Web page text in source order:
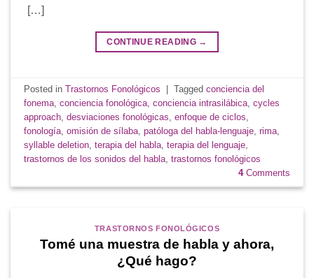
[…]
CONTINUE READING →
Posted inTrastornos Fonológicos Taggedconciencia del
fonema,conciencia fonológica,conciencia intrasilábica,cycles
approach,desviaciones fonológicas,enfoque de ciclos,
fonología,omisión de sílaba,patóloga del habla-lenguaje,rima,
syllable deletion,terapia del habla,terapia del lenguaje,
trastornos de los sonidos del habla,trastornos fonológicos
4Comments
TRASTORNOS FONOLÓGICOS
Tomé una muestra de habla y ahora,
¿Qué hago?